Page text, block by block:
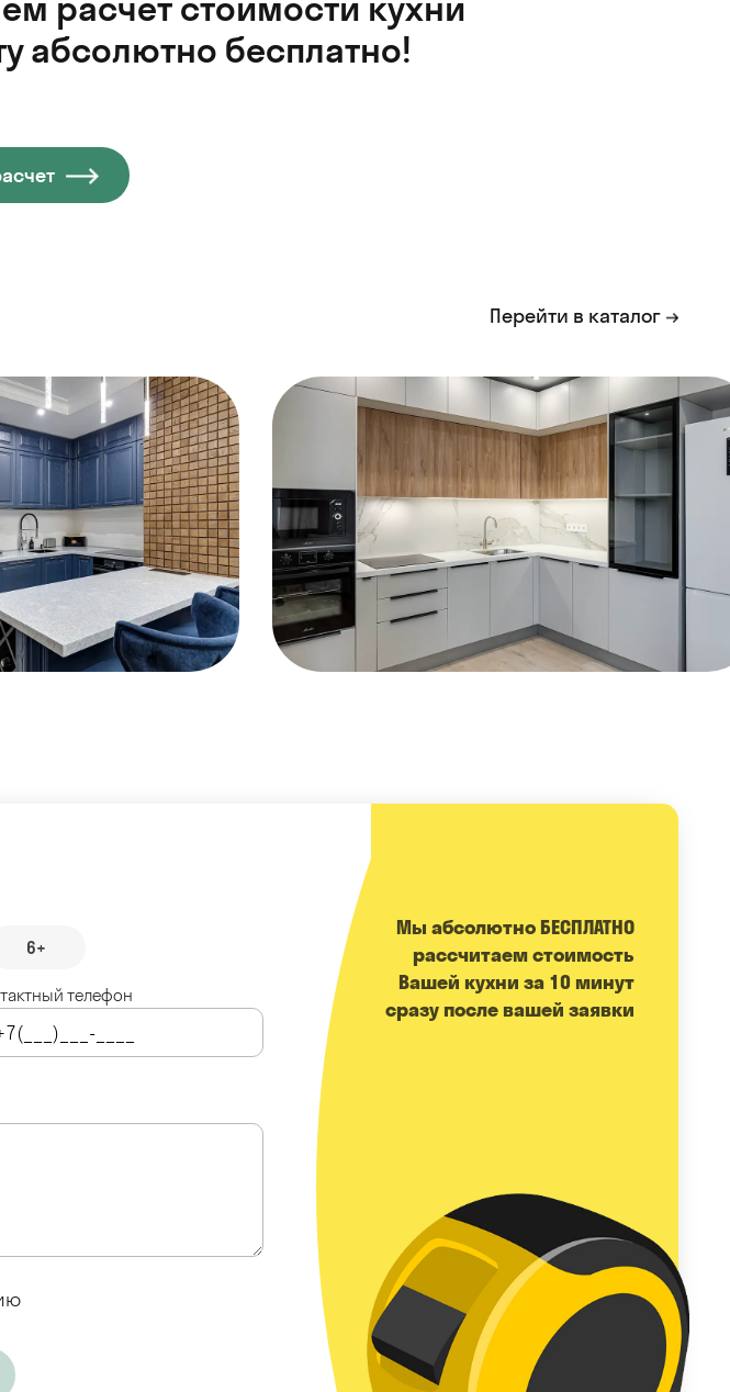
абсолютно бесплатно!
Перейти в каталог
6+
телефон
Мы абсолютно БЕСПЛАТНО
расcчитаем стоимость
Вашей кухни за 10 минут
сразу после вашей заявки